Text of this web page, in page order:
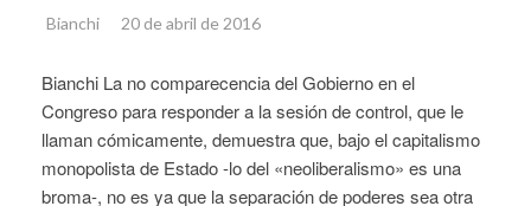
Bianchi 20 de abril de 2016
Bianchi La no comparecencia del Gobierno en el
Congreso para responder a la sesión de control, que le
llaman cómicamente, demuestra que, bajo el capitalismo
monopolista de Estado -lo del «neoliberalismo» es una
broma-, no es ya que la separación de poderes sea otra